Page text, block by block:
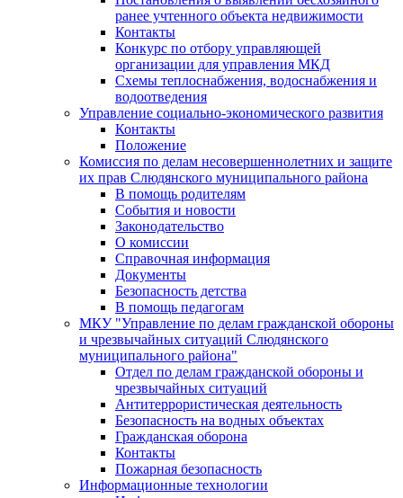
ранее учтенного объекта недвижимости
Контакты
Конкурс по отбору управляющей
организации для управления МКД
Схемы теплоснабжения, водоснабжения и
водоотведения
Управление социально-экономического развития
Контакты
Положение
Комиссия по делам несовершеннолетних и защите
их прав Слюдянского муниципального района
В помощь родителям
События и новости
Законодательство
О комиссии
Справочная информация
Документы
Безопасность детства
В помощь педагогам
МКУ "Управление по делам гражданской обороны
и чрезвычайных ситуаций Слюдянского
муниципального района"
Отдел по делам гражданской обороны и
чрезвычайных ситуаций
Антитеррористическая деятельность
Безопасность на водных объектах
Гражданская оборона
Контакты
Пожарная безопасность
Информационные технологии